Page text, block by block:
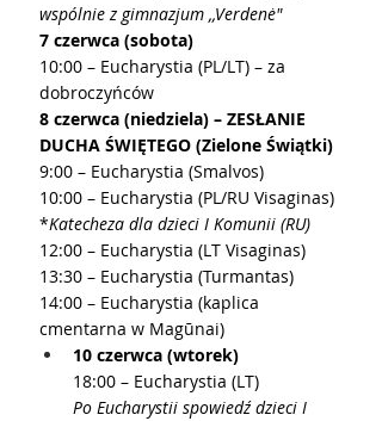
wspólnie z gimnazjum ,,Verdenė"
7 czerwca (sobota)
10:00 – Eucharystia (PL/LT) – za
dobroczyńców
8 czerwca (niedziela) – ZESŁANIE
DUCHA ŚWIĘTEGO (Zielone Świątki)
9:00 – Eucharystia (Smalvos)
10:00 – Eucharystia (PL/RU Visaginas)
*Katecheza dla dzieci I Komunii (RU)
12:00 – Eucharystia (LT Visaginas)
13:30 – Eucharystia (Turmantas)
14:00 – Eucharystia (kaplica
cmentarna w Magūnai)
10 czerwca (wtorek)
18:00 – Eucharystia (LT)
Po Eucharystii spowiedź dzieci I